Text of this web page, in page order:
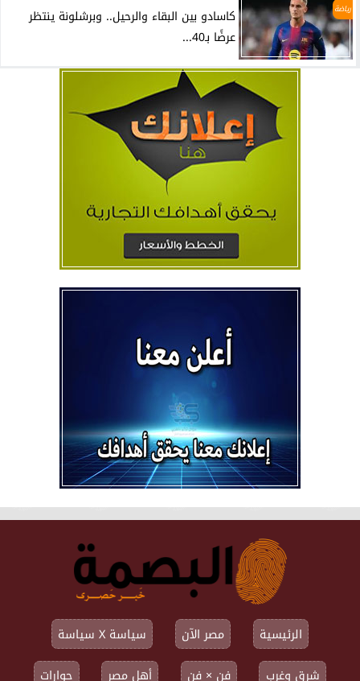
رياضة
كاسادو بين البقاء والرحيل.. وبرشلونة ينتظر
عرضًا بـ40...
الرئيسية مصر الآن
سياسة X سياسة
شرق وغرب
فن × فن أهل مصر حوارات